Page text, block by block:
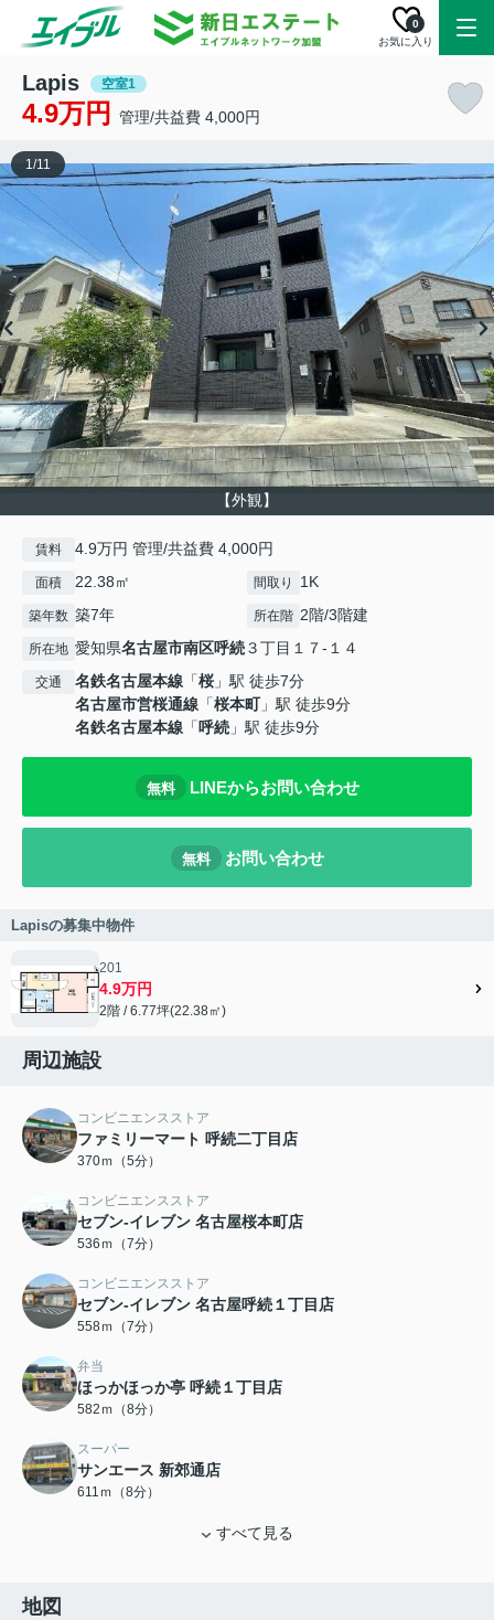
お気に入り
0
Lapis 空室1
4.9万円 管理/共益費 4,000円
【外観】
1/11
賃料 4.9万円 管理/共益費 4,000円
面積 22.38㎡ 間取り 1K
築年数 築7年 所在階 2階/3階建
所在地 愛知県名古屋市南区呼続３丁目１７-１４
交通 名鉄名古屋本線 「桜 」駅 徒歩7分
名古屋市営桜通線 「桜本町」駅 徒歩9分
名鉄名古屋本線 「呼続 」駅 徒歩9分
無料 LINEからお問い合わせ
無料 お問い合わせ
Lapisの募集中物件
201
4.9万円
2階 / 6.77坪(22.38㎡)
周辺施設
コンビニエンスストア
ファミリーマート 呼続二丁目店
370ｍ（5分）
コンビニエンスストア
セブン-イレブン 名古屋桜本町店
536ｍ（7分）
コンビニエンスストア
セブン-イレブン 名古屋呼続１丁目店
558ｍ（7分）
弁当
ほっかほっか亭 呼続１丁目店
582ｍ（8分）
スーパー
サンエース 新郊通店
611ｍ（8分）
すべて見る
地図